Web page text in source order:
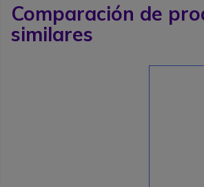
Comparación de
similares